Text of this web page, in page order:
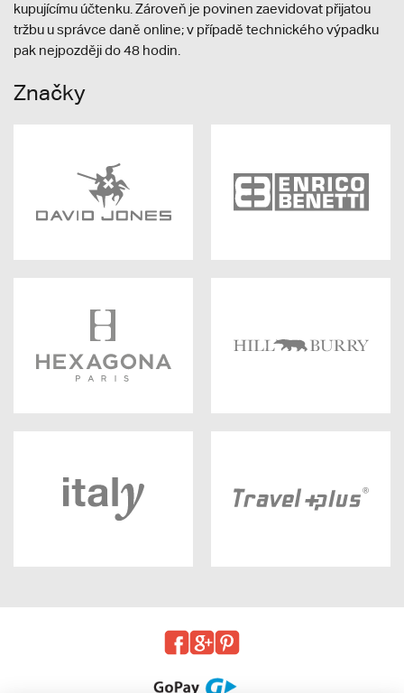
kupujícímu účtenku. Zároveň je povinen zaevidovat přijatou
tržbu u správce daně online; v případě technického výpadku
pak nejpozději do 48 hodin.
Značky